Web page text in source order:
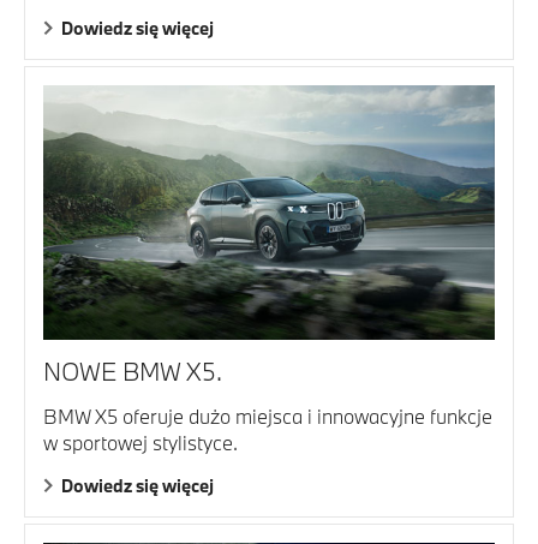
Dowiedz się więcej
NOWE BMW X5.
BMW X5 oferuje dużo miejsca i innowacyjne funkcje
w sportowej stylistyce.
Dowiedz się więcej